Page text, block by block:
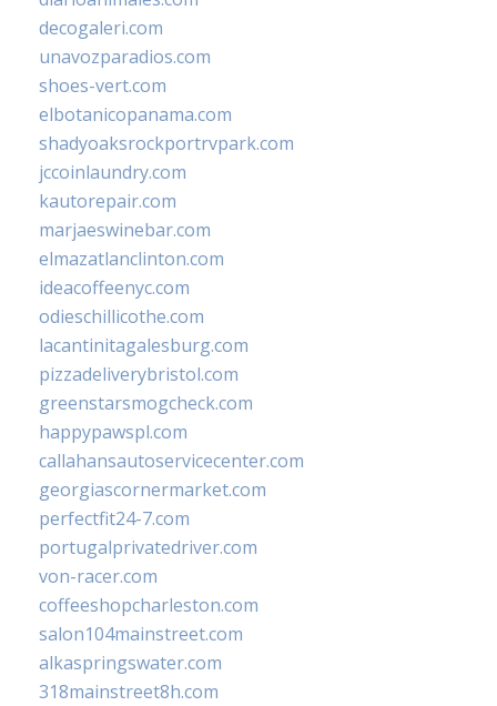
decogaleri.com
unavozparadios.com
shoes-vert.com
elbotanicopanama.com
shadyoaksrockportrvpark.com
jccoinlaundry.com
kautorepair.com
marjaeswinebar.com
elmazatlanclinton.com
ideacoffeenyc.com
odieschillicothe.com
lacantinitagalesburg.com
pizzadeliverybristol.com
greenstarsmogcheck.com
happypawspl.com
callahansautoservicecenter.com
georgiascornermarket.com
perfectfit24-7.com
portugalprivatedriver.com
von-racer.com
coffeeshopcharleston.com
salon104mainstreet.com
alkaspringswater.com
318mainstreet8h.com